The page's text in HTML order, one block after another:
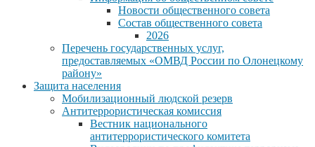
Новости общественного совета
Состав общественного совета
2026
Перечень государственных услуг,
предоставляемых «ОМВД России по Олонецкому
району»
Защита населения
Мобилизационный людской резерв
Антитеррористическая комиссия
Вестник национального
антитеррористического комитета